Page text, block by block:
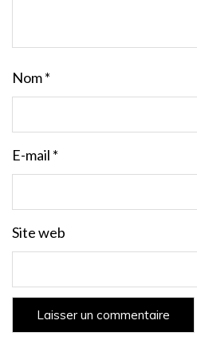
Nom*
E-mail *
Site web